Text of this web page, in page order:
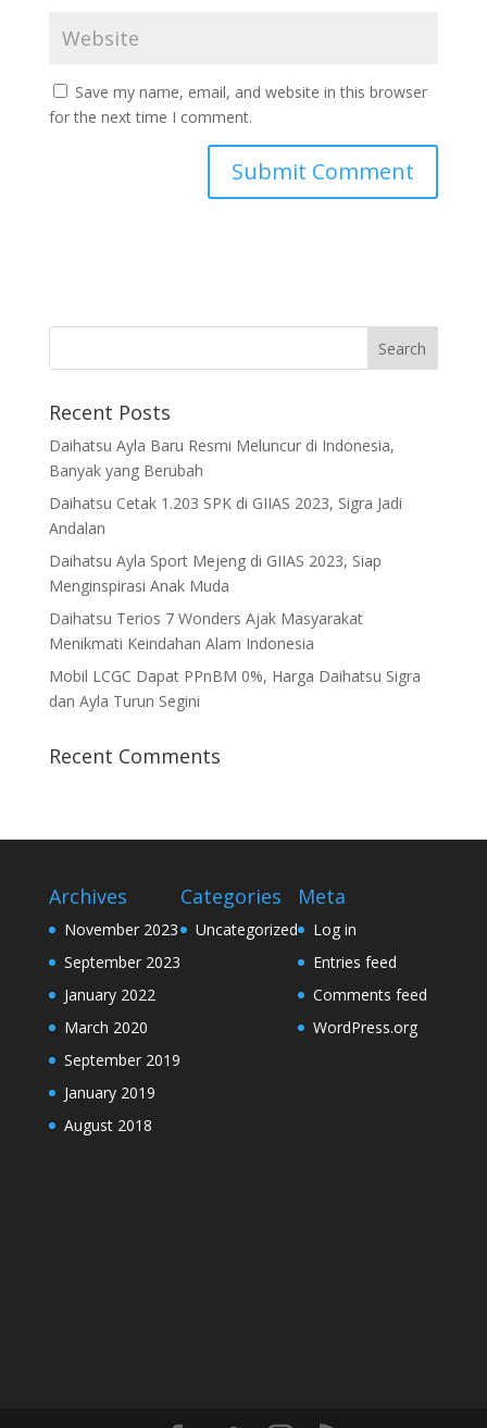
Save my name, email, and website in this browser
for the next time I comment.
Recent Posts
Daihatsu Ayla Baru Resmi Meluncur di Indonesia,
Banyak yang Berubah
Daihatsu Cetak 1.203 SPK di GIIAS 2023, Sigra Jadi
Andalan
Daihatsu Ayla Sport Mejeng di GIIAS 2023, Siap
Menginspirasi Anak Muda
Daihatsu Terios 7 Wonders Ajak Masyarakat
Menikmati Keindahan Alam Indonesia
Mobil LCGC Dapat PPnBM 0%, Harga Daihatsu Sigra
dan Ayla Turun Segini
Recent Comments
Archives
November 2023
September 2023
January 2022
March 2020
September 2019
January 2019
August 2018
Categories
Uncategorized
Meta
Log in
Entries feed
Comments feed
WordPress.org